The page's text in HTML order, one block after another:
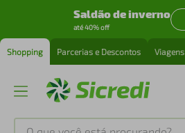
Saldão de inverno
até 40% off
Shopping Parcerias e Descontos Viagens
O que você está procurando?